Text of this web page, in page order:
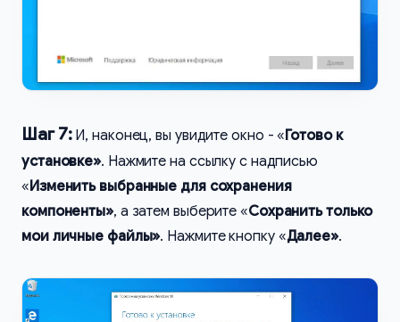
Шаг 7: И, наконец, вы увидите окно - «Готово к
установке». Нажмите на ссылку с надписью
«Изменить выбранные для сохранения
компоненты», а затем выберите «Сохранить только
мои личные файлы». Нажмите кнопку «Далее».